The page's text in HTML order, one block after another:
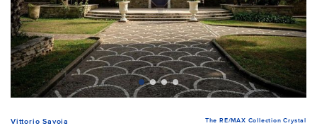
Vittorio Savoia The RE/MAX Collection Crystal